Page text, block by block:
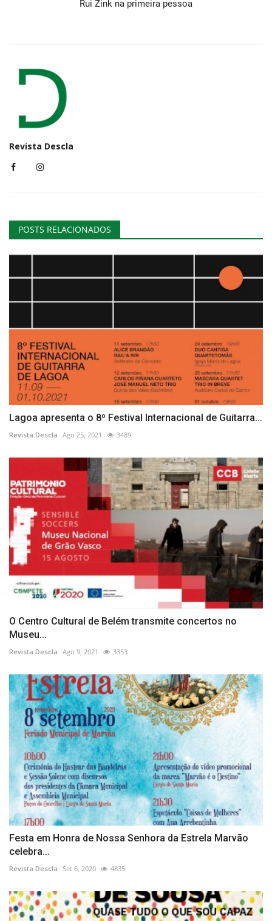
Rui Zink na primeira pessoa
Revista Descla
POSTS RELACIONADOS
Lagoa apresenta o 8º Festival Internacional de Guitarra...
Revista Descla Ago 25, 2021 3489
O Centro Cultural de Belém transmite concertos no
Museu...
Revista Descla Ago 9, 2021 3353
Festa em Honra de Nossa Senhora da Estrela Marvão
celebra...
Revista Descla Set 6, 2020 4835